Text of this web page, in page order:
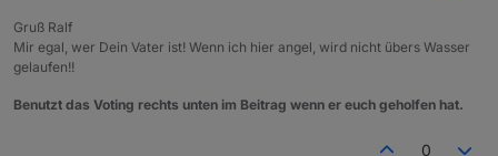
Gruß Ralf
Mir egal, wer Dein Vater ist! Wenn ich hier angel, wird nicht übers Wasser
gelaufen!!
Benutzt das Voting rechts unten im Beitrag wenn er euch geholfen hat.
0